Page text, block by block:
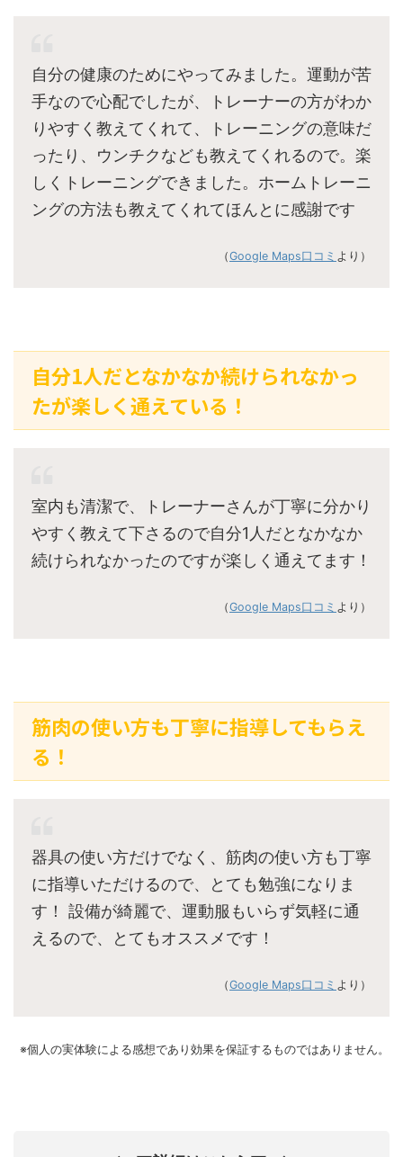
自分の健康のためにやってみました。運動が苦
手なので心配でしたが、トレーナーの方がわか
りやすく教えてくれて、トレーニングの意味だ
ったり、ウンチクなども教えてくれるので。楽
しくトレーニングできました。ホームトレーニ
ングの方法も教えてくれてほんとに感謝です
（Google Maps口コミ より）
自分1人だとなかなか続けられなかっ
たが楽しく通えている！
室内も清潔で、トレーナーさんが丁寧に分かり
やすく教えて下さるので自分1人だとなかなか
続けられなかったのですが楽しく通えてます！
（Google Maps口コミ より）
筋肉の使い方も丁寧に指導してもらえ
る！
器具の使い方だけでなく、筋肉の使い方も丁寧
に指導いただけるので、とても勉強になりま
す！ 設備が綺麗で、運動服もいらず気軽に通
えるので、とてもオススメです！
（Google Maps口コミ より）
※個人の実体験による感想であり効果を保証するものではありません。